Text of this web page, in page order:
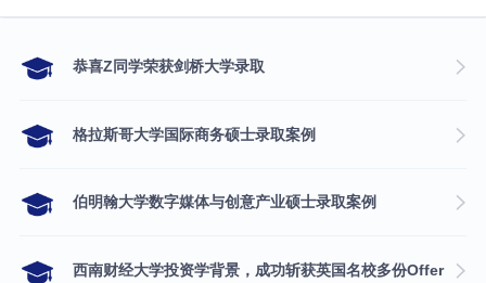
​恭喜Z同学荣获剑桥大学录取
格拉斯哥大学国际商务硕士录取案例
伯明翰大学数字媒体与创意产业硕士录取案例
西南财经大学投资学背景，成功斩获英国名校多份Offer